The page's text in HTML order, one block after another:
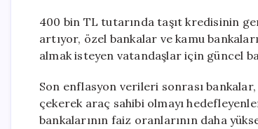
400 bin TL tutarında taşıt kredisinin
artıyor, özel bankalar ve kamu
almak isteyen vatandaşlar için güncel
Son enflasyon verileri sonrası
çekerek araç sahibi olmayı
bankalarının faiz oranlarının daha